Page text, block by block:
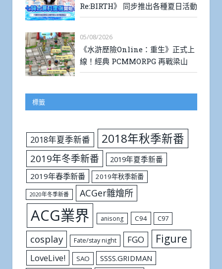
Re:BIRTH》 同步推出各種夏日活動
05/08/2026
《水滸歷險Online：重生》正式上
線！經典 PCMMORPG 再戰梁山
標籤
2018年夏季新番 2018年秋季新番
2019年冬季新番
2019年夏季新番
2019年春季新番
2019年秋季新番
2020年冬季新番 ACGer雜燴所
ACG業界 anisong C94 C97
cosplay Fate/stay night FGO Figure
LoveLive! SAO SSSS.GRIDMAN